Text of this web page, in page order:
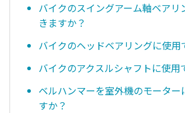
バイクのスイングアーム軸ベアリ
きますか？
バイクのヘッドベアリングに使用
バイクのアクスルシャフトに使用
ベルハンマーを室外機のモーター
すか？